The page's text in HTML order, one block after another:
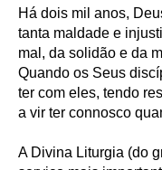
Há dois mil anos,
tanta maldade e
mal, da solidão e da
Quando os Seus
ter com eles, tendo
a vir ter connosco
A Divina Liturgia (do